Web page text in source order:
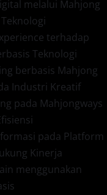
melalui Mahjong
terhadap
Teknologi
berbasis Mahjong
Industri Kreatif
pada Mahjongways
pada Platform
Kinerja
menggunakan